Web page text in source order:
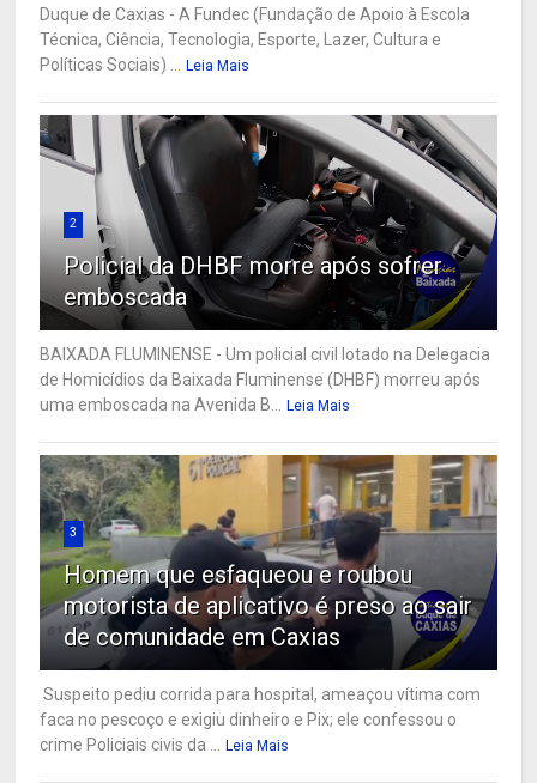
Duque de Caxias - A Fundec (Fundação de Apoio à Escola
Técnica, Ciência, Tecnologia, Esporte, Lazer, Cultura e
Políticas Sociais) ...
Leia Mais
2
Policial da DHBF morre após sofrer
emboscada
BAIXADA FLUMINENSE - Um policial civil lotado na Delegacia
de Homicídios da Baixada Fluminense (DHBF) morreu após
uma emboscada na Avenida B...
Leia Mais
3
Homem que esfaqueou e roubou
motorista de aplicativo é preso ao sair
de comunidade em Caxias
Suspeito pediu corrida para hospital, ameaçou vítima com
faca no pescoço e exigiu dinheiro e Pix; ele confessou o
crime Policiais civis da ...
Leia Mais